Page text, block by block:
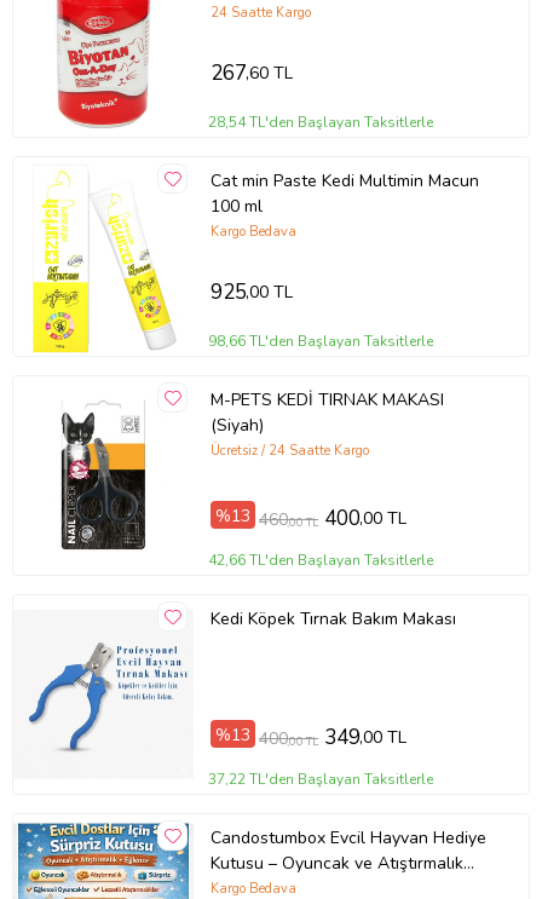
24 Saatte Kargo
267,60 TL
28,54 TL'den Başlayan Taksitlerle
Cat min Paste Kedi Multimin Macun
100 ml
Kargo Bedava
925,00 TL
98,66 TL'den Başlayan Taksitlerle
M-PETS KEDİ TIRNAK MAKASI
(Siyah)
Ücretsiz / 24 Saatte Kargo
%13 460,00 TL 400,00 TL
42,66 TL'den Başlayan Taksitlerle
Kedi Köpek Tırnak Bakım Makası
%13 400,00 TL 349,00 TL
37,22 TL'den Başlayan Taksitlerle
Candostumbox Evcil Hayvan Hediye
Kutusu – Oyuncak ve Atıştırmalık
Sürpriz Pet Box
Kargo Bedava